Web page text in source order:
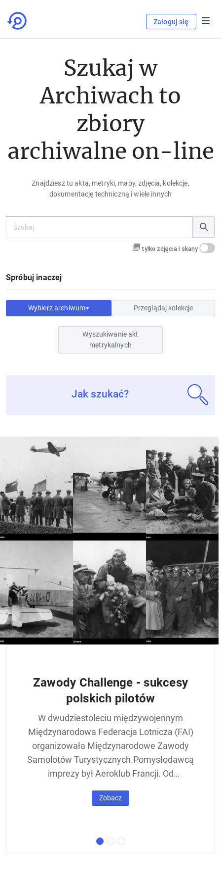
Zaloguj się
Szukaj w
Archiwach to
zbiory
archiwalne on-line
Znajdziesz tu akta, metryki, mapy, zdjęcia, kolekcje,
dokumentację techniczną i wiele innych
tylko zdjęcia i skany
Spróbuj inaczej
Wybierz archiwum Przeglądaj kolekcje
Wyszukiwanie akt
metrykalnych
Jak szukać?
Zawody Challenge - sukcesy
polskich pilotów
W dwudziestoleciu międzywojennym
Międzynarodowa Federacja Lotnicza (FAI)
organizowała Międzynarodowe Zawody
Samolotów Turystycznych.Pomysłodawcą
imprezy był Aeroklub Francji. Od
de Tourisme – zawody nazywane były w
trasie znajdowała się m.in. Warszawa.
Zobacz